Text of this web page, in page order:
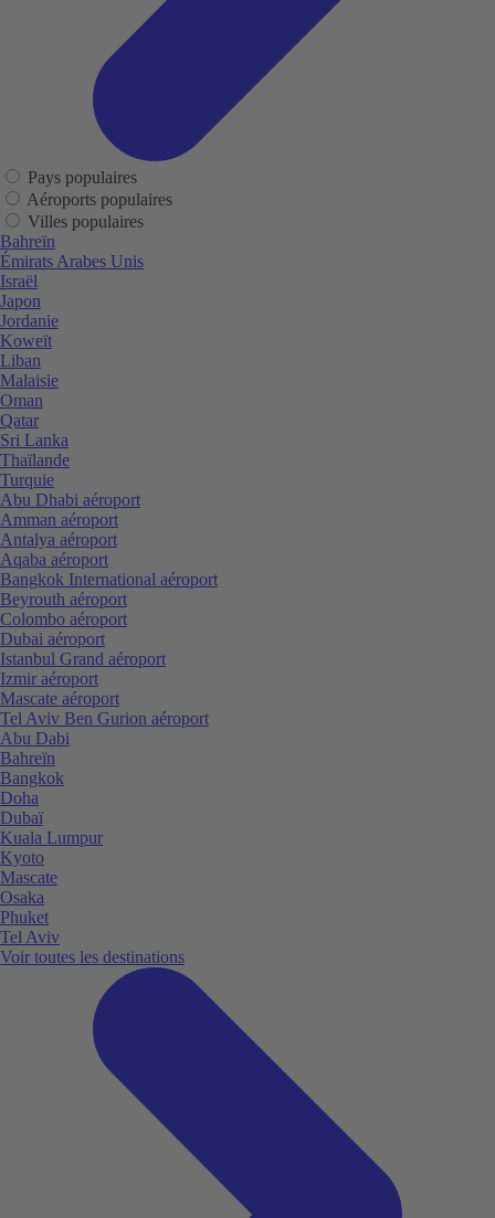
Pays populaires
Aéroports populaires
Villes populaires
Bahreïn
Émirats Arabes Unis
Israël
Japon
Jordanie
Koweït
Liban
Malaisie
Oman
Qatar
Sri Lanka
Thaïlande
Turquie
Abu Dhabi aéroport
Amman aéroport
Antalya aéroport
Aqaba aéroport
Bangkok International aéroport
Beyrouth aéroport
Colombo aéroport
Dubai aéroport
Istanbul Grand aéroport
Izmir aéroport
Mascate aéroport
Tel Aviv Ben Gurion aéroport
Abu Dabi
Bahreïn
Bangkok
Doha
Dubaï
Kuala Lumpur
Kyoto
Mascate
Osaka
Phuket
Tel Aviv
Voir toutes les destinations